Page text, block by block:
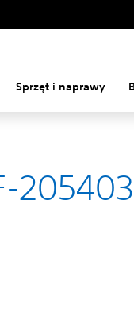
Sprzęt i naprawy